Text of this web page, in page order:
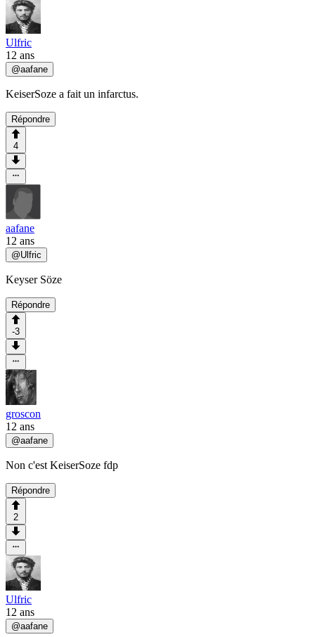
Ulfric
12 ans
@aafane
KeiserSoze a fait un infarctus.
Répondre
4
aafane
12 ans
@Ulfric
Keyser Söze
Répondre
-3
groscon
12 ans
@aafane
Non c'est KeiserSoze fdp
Répondre
2
Ulfric
12 ans
@aafane